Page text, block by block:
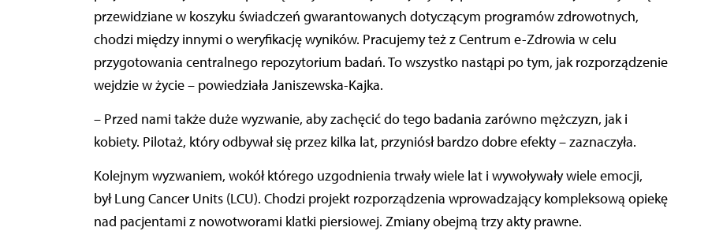
przewidziane w koszyku świadczeń gwarantowanych dotyczącym programów zdrowotnych,
chodzi między innymi o weryfikację wyników. Pracujemy też z Centrum e-Zdrowia w celu
przygotowania centralnego repozytorium badań. To wszystko nastąpi po tym, jak rozporządzenie
wejdzie w życie – powiedziała Janiszewska-Kajka.
– Przed nami także duże wyzwanie, aby zachęcić do tego badania zarówno mężczyzn, jak i
kobiety. Pilotaż, który odbywał się przez kilka lat, przyniósł bardzo dobre efekty – zaznaczyła.
Kolejnym wyzwaniem, wokół którego uzgodnienia trwały wiele lat i wywoływały wiele emocji,
był Lung Cancer Units (LCU). Chodzi projekt rozporządzenia wprowadzający kompleksową opiekę
nad pacjentami z nowotworami klatki piersiowej. Zmiany obejmą trzy akty prawne.